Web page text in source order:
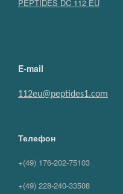
PEPTIDES DC 112 EU
E-mail
112eu@peptides1.com
Телефон
+(49) 176-202-75103
+(49) 228-240-33508